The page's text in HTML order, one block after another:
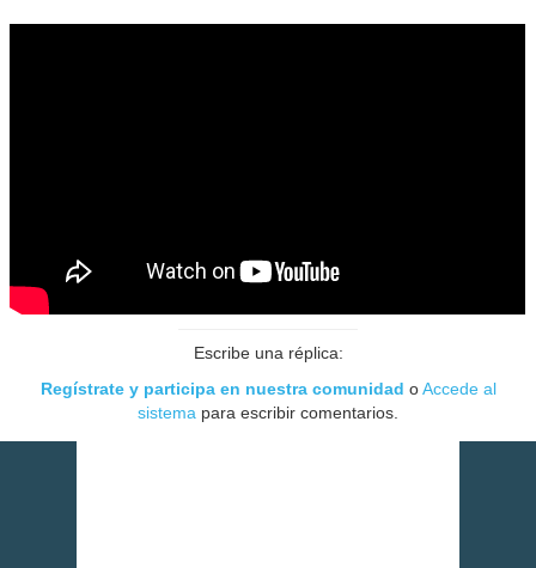
Escribe una réplica:
Regístrate y participa en nuestra comunidad oAccede al
sistema para escribir comentarios.